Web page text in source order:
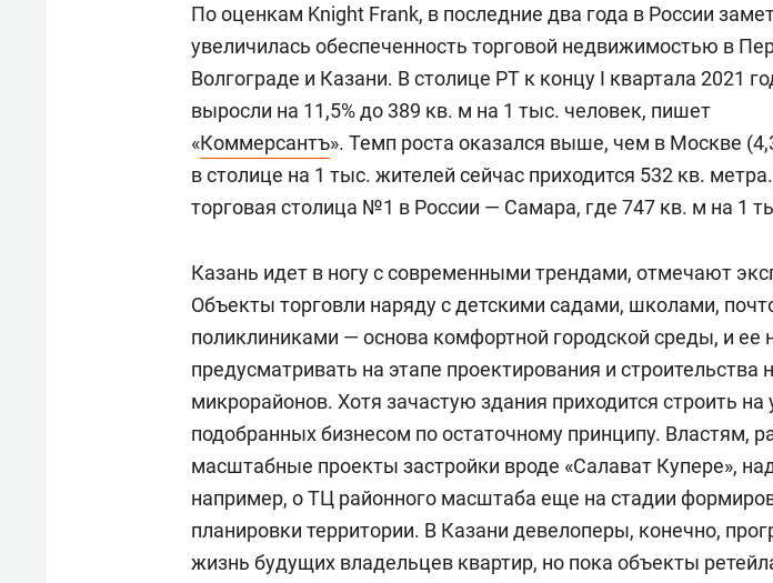
По оценкам Knight Frank, в последние два года в России
увеличилась обеспеченность торговой недвижимостью в
Волгограде и Казани. В столице РТ к концу I квартала 2021
выросли на 11,5% до 389 кв. м на 1 тыс. человек, пишет
«Коммерсантъ». Темп роста оказался выше, чем в Москве
в столице на 1 тыс. жителей сейчас приходится 532 кв.
торговая столица №1 в России — Самара, где 747 кв. м на 1
Казань идет в ногу с современными трендами, отмечают
Объекты торговли наряду с детскими садами, школами,
поликлиниками — основа комфортной городской среды, и ее
предусматривать на этапе проектирования и строительства
микрорайонов. Хотя зачастую здания приходится строить на
подобранных бизнесом по остаточному принципу. Властям,
масштабные проекты застройки вроде «Салават Купере»,
например, о ТЦ районного масштаба еще на стадии
планировки территории. В Казани девелоперы, конечно,
жизнь будущих владельцев квартир, но пока объекты